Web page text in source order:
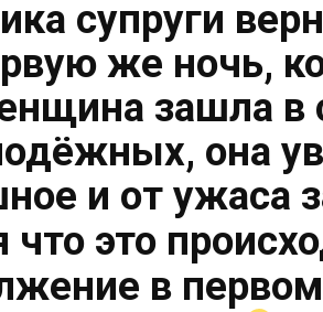
супруги
же ночь,
зашла в
она
и от ужаса
что это
в